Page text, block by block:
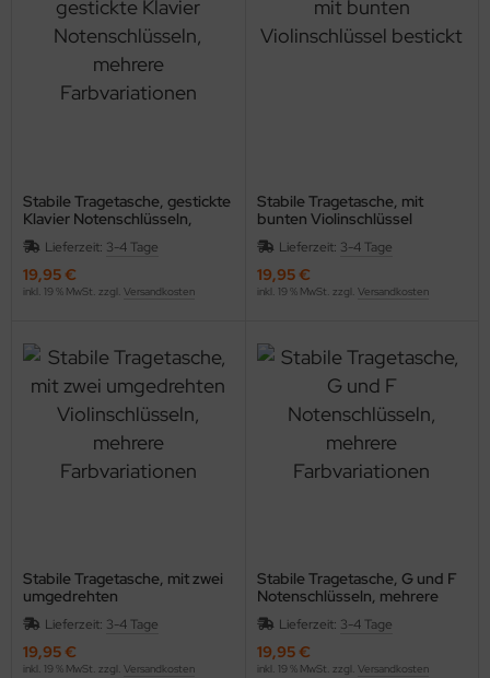
Stabile Tragetasche, gestickte
Klavier Notenschlüsseln,
mehrere Farbvariationen
Lieferzeit: 3-4 Tage
19,95 €
inkl. 19 % MwSt. zzgl. Versandkosten
Stabile Tragetasche, mit
bunten Violinschlüssel
bestickt
Lieferzeit: 3-4 Tage
19,95 €
inkl. 19 % MwSt. zzgl. Versandkosten
Stabile Tragetasche, mit zwei
umgedrehten
Violinschlüsseln, mehrere
Farbvariationen
Lieferzeit: 3-4 Tage
19,95 €
inkl. 19 % MwSt. zzgl. Versandkosten
Stabile Tragetasche, G und F
Notenschlüsseln, mehrere
Farbvariationen
Lieferzeit: 3-4 Tage
19,95 €
inkl. 19 % MwSt. zzgl. Versandkosten